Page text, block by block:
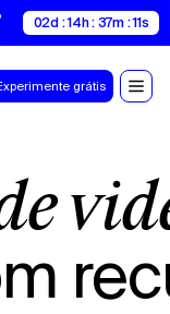
02d : 14h : 37m : 10s
grátis